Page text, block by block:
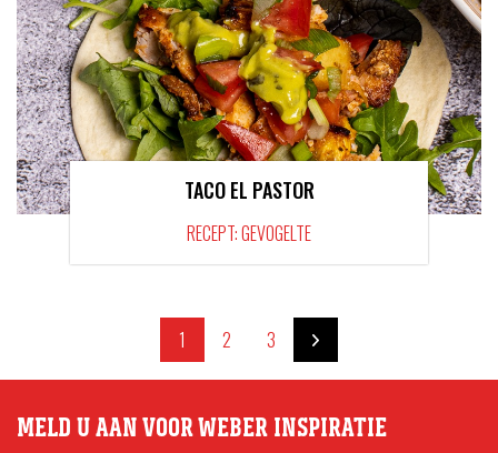
TACO EL PASTOR
RECEPT: GEVOGELTE
1 2 3
MELD U AAN VOOR WEBER INSPIRATIE